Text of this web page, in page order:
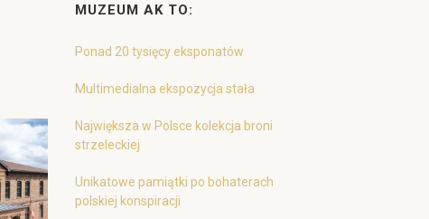
MUZEUM AK TO:
Ponad 20 tysięcy eksponatów
Multimedialna ekspozycja stała
Największa w Polsce kolekcja broni
strzeleckiej
Unikatowe pamiątki po bohaterach
polskiej konspiracji